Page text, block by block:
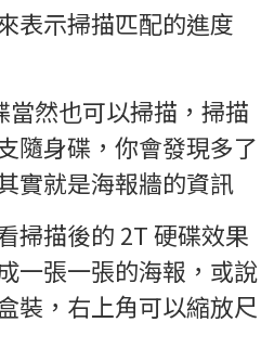
表示掃描匹配的進度
然也可以掃描，掃描
隨身碟，你會發現多了
實就是海報牆的資訊
掃描後的 2T 硬碟效果
一張一張的海報，或說
裝，右上角可以縮放尺